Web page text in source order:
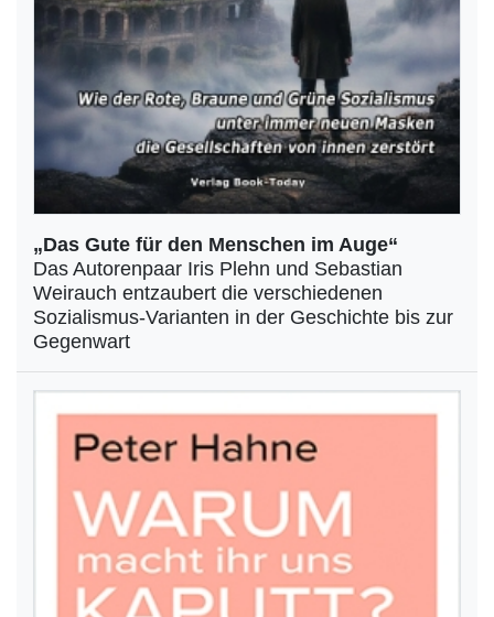
„Das Gute für den Menschen im Auge“
Das Autorenpaar Iris Plehn und Sebastian
Weirauch entzaubert die verschiedenen
Sozialismus-Varianten in der Geschichte bis zur
Gegenwart